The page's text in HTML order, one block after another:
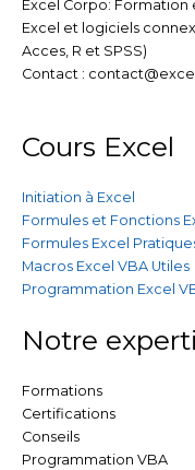
i
r
Excel Corpo:
Excel et logiciels
Acces, R et SPSS)
Contact :
Cours Excel
Initiation à Excel
Formules et Fonctions
Formules Excel
Macros Excel VBA Utiles
Programmation Excel
Notre
Formations
Certifications
Conseils
Programmation VBA